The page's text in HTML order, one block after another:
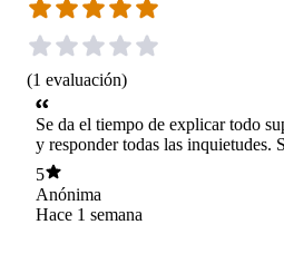
(1 evaluación)
Se da el tiempo de explicar todo
y responder todas las inquietudes.
puntual, me sentí muy cómoda.
5
Anónima
Hace 1 semana